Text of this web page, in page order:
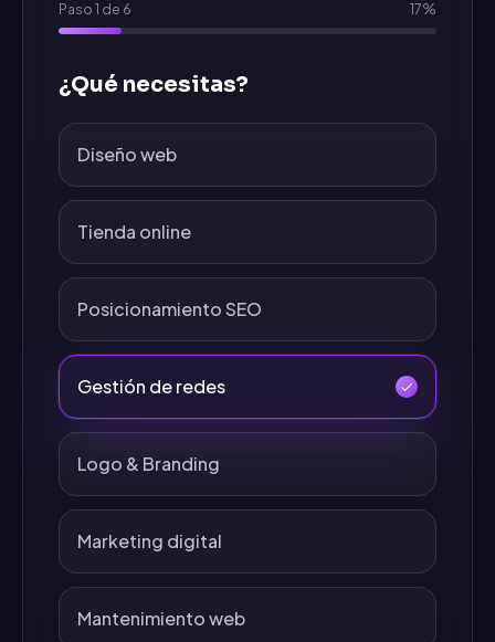
Paso 1 de 6 17%
¿Qué necesitas?
Diseño web
Tienda online
Posicionamiento SEO
Gestión de redes
Logo & Branding
Marketing digital
Mantenimiento web